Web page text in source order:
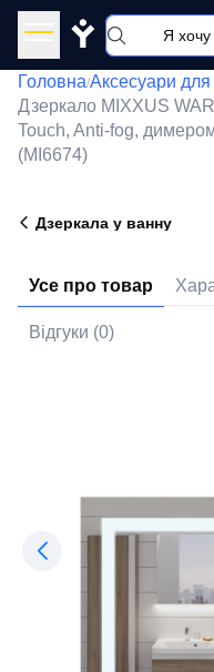
Y
Головна/Аксесуари для
Дзеркало MIXXUS
Touch, Anti-fog,
(MI6674)
Дзеркала у ванну
Усе про товар
Відгуки (0)